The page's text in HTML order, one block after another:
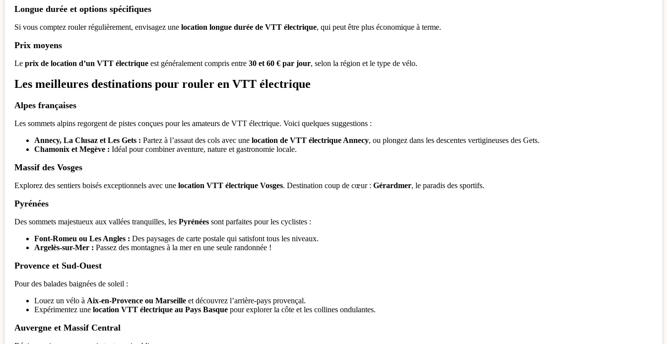
Longue durée et options spécifiques
Si vous comptez rouler régulièrement, envisagez une location longue durée de VTT électrique, qui peut être plus économique à terme.
Prix moyens
Le prix de location d’un VTT électrique est généralement compris entre 30 et 60 € par jour, selon la région et le type de vélo.
Les meilleures destinations pour rouler en VTT électrique
Alpes françaises
Les sommets alpins regorgent de pistes conçues pour les amateurs de VTT électrique. Voici quelques suggestions :
Annecy, La Clusaz et Les Gets : Partez à l’assaut des cols avec une location de VTT électrique Annecy, ou plongez dans les descentes vertigineuses des Gets.
Chamonix et Megève : Idéal pour combiner aventure, nature et gastronomie locale.
Massif des Vosges
Explorez des sentiers boisés exceptionnels avec une location VTT électrique Vosges. Destination coup de cœur : Gérardmer, le paradis des sportifs.
Pyrénées
Des sommets majestueux aux vallées tranquilles, les Pyrénées sont parfaites pour les cyclistes :
Font-Romeu ou Les Angles : Des paysages de carte postale qui satisfont tous les niveaux.
Argelès-sur-Mer : Passez des montagnes à la mer en une seule randonnée !
Provence et Sud-Ouest
Pour des balades baignées de soleil :
Louez un vélo à Aix-en-Provence ou Marseille et découvrez l’arrière-pays provençal.
Expérimentez une location VTT électrique au Pays Basque pour explorer la côte et les collines ondulantes.
Auvergne et Massif Central